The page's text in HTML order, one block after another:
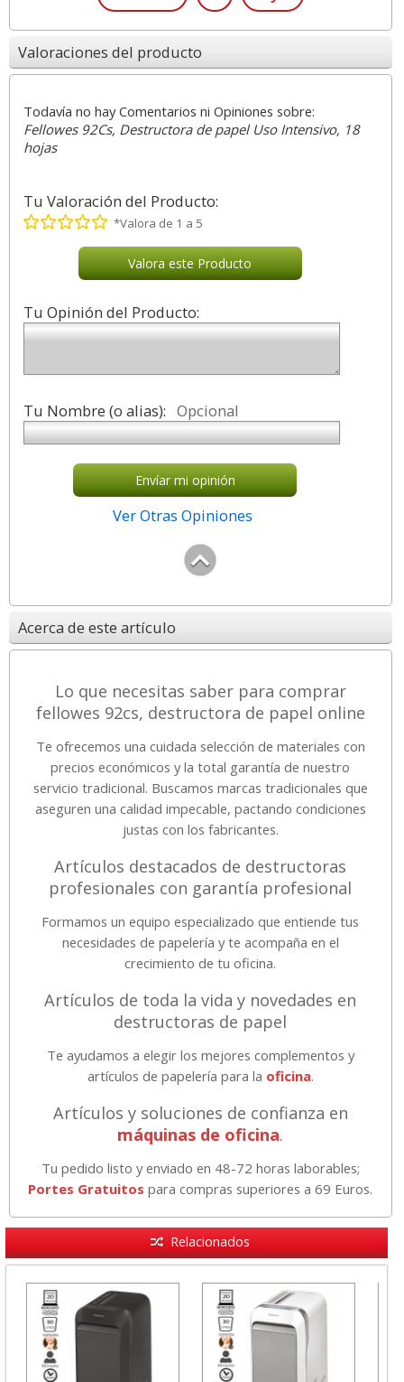
Valoraciones del producto
Todavía no hay Comentarios ni Opiniones sobre:
Fellowes 92Cs, Destructora de papel Uso Intensivo, 18
hojas
Tu Valoración del Producto:
*Valora de 1 a 5
Valora este Producto
Tu Opinión del Producto:
Tu Nombre (o alias): Opcional
Envíar mi opinión
Ver Otras Opiniones
Acerca de este artículo
Lo que necesitas saber para comprar
fellowes 92cs, destructora de papel online
Te ofrecemos una cuidada selección de materiales con
precios económicos y la total garantía de nuestro
servicio tradicional. Buscamos marcas tradicionales que
aseguren una calidad impecable, pactando condiciones
justas con los fabricantes.
Artículos destacados de destructoras
profesionales con garantía profesional
Formamos un equipo especializado que entiende tus
necesidades de papelería y te acompaña en el
crecimiento de tu oficina.
Artículos de toda la vida y novedades en
destructoras de papel
Te ayudamos a elegir los mejores complementos y
artículos de papelería para la oficina.
Artículos y soluciones de confianza en
máquinas de oficina.
Tu pedido listo y enviado en 48-72 horas laborables;
Portes Gratuitos para compras superiores a 69 Euros.
Relacionados